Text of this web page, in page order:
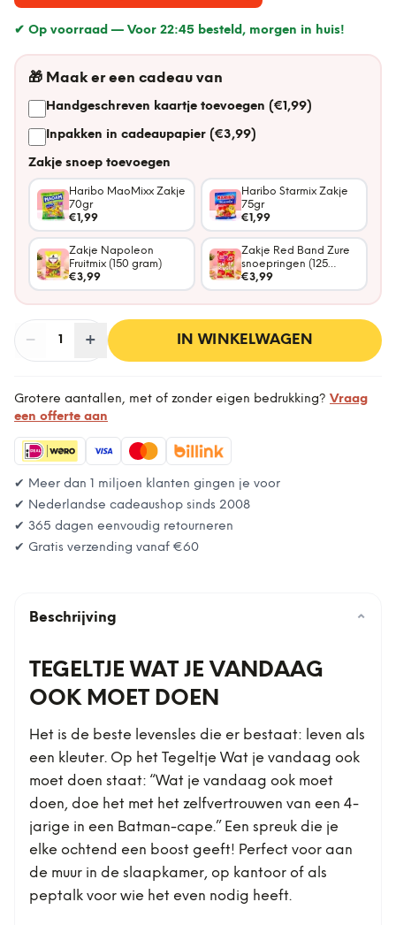
✔ Op voorraad — Voor 22:45 besteld, morgen in huis!
🎁 Maak er een cadeau van
Handgeschreven kaartje toevoegen (€1,99)
Inpakken in cadeaupapier (€3,99)
Zakje snoep toevoegen
Haribo MaoMixx Zakje
70gr
€1,99
Haribo Starmix Zakje
75gr
€1,99
Zakje Napoleon
Fruitmix (150 gram)
€3,99
Zakje Red Band Zure
snoepringen (125
gram)
€3,99
− Aantal
1 + IN WINKELWAGEN
Grotere aantallen, met of zonder eigen bedrukking? Vraag
een offerte aan
✔ Meer dan 1 miljoen klanten gingen je voor
✔ Nederlandse cadeaushop sinds 2008
✔ 365 dagen eenvoudig retourneren
✔ Gratis verzending vanaf €60
Beschrijving ⌄
TEGELTJE WAT JE VANDAAG
OOK MOET DOEN
Het is de beste levensles die er bestaat: leven als
een kleuter. Op het Tegeltje Wat je vandaag ook
moet doen staat: “Wat je vandaag ook moet
doen, doe het met het zelfvertrouwen van een 4-
jarige in een Batman-cape.” Een spreuk die je
elke ochtend een boost geeft! Perfect voor aan
de muur in de slaapkamer, op kantoor of als
peptalk voor wie het even nodig heeft.